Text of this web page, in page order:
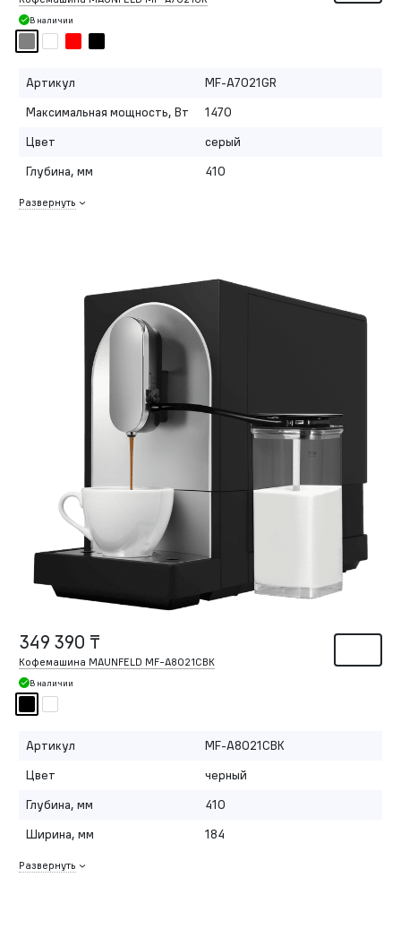
В наличии
Артикул
MF-A7021GR
Максимальная мощность, Вт
1470
Цвет
серый
Глубина, мм
410
Развернуть
349 390 ₸
Кофемашина MAUNFELD MF-A8021CBK
В наличии
Артикул
MF-A8021CBK
Цвет
черный
Глубина, мм
410
Ширина, мм
184
Развернуть